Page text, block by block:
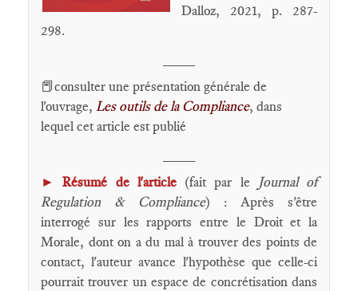
Dalloz, 2021, p. 287-
298.
📕consulter une présentation générale de
l'ouvrage, Les outils de la Compliance, dans
lequel cet article est publié
►Résumé de l'article (fait par le
Journal of
Regulation & Compliance) : Après s'être
interrogé sur les rapports entre le Droit et la
Morale, dont on a du mal à trouver des points de
contact, l'auteur avance l'hypothèse que celle-ci
pourrait trouver un espace de concrétisation dans